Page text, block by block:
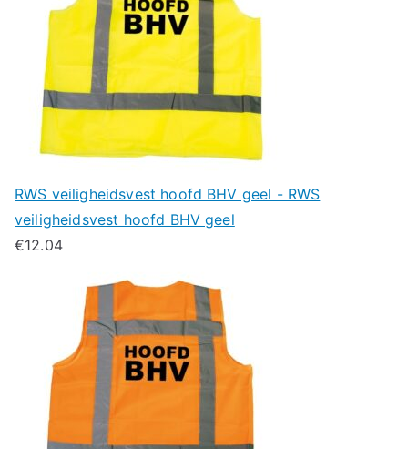
RWS veiligheidsvest hoofd BHV geel - RWS
veiligheidsvest hoofd BHV geel
€12.04